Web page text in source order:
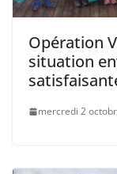
Opération
situation
mercredi 2